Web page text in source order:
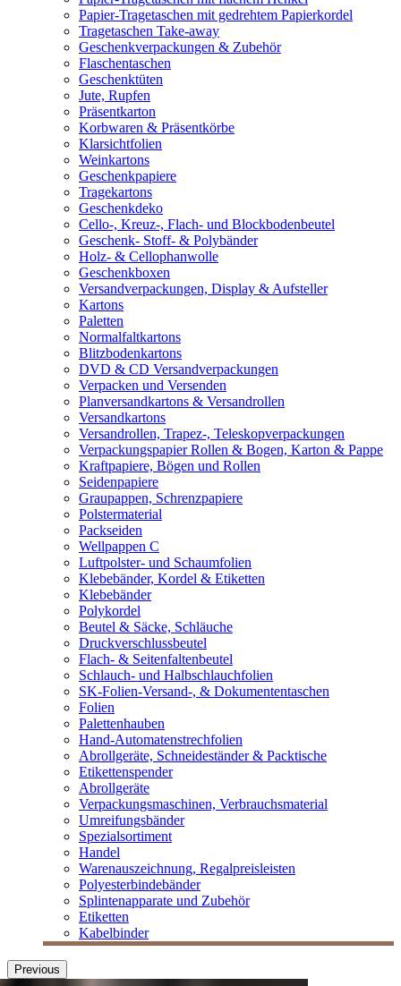
Papier-Tragetaschen mit gedrehtem Papierkordel
Tragetaschen Take-away
Geschenkverpackungen & Zubehör
Flaschentaschen
Geschenktüten
Jute, Rupfen
Präsentkarton
Korbwaren & Präsentkörbe
Klarsichtfolien
Weinkartons
Geschenkpapiere
Tragekartons
Geschenkdeko
Cello-, Kreuz-, Flach- und Blockbodenbeutel
Geschenk- Stoff- & Polybänder
Holz- & Cellophanwolle
Geschenkboxen
Versandverpackungen, Display & Aufsteller
Kartons
Paletten
Normalfaltkartons
Blitzbodenkartons
DVD & CD Versandverpackungen
Verpacken und Versenden
Planversandkartons & Versandrollen
Versandkartons
Versandrollen, Trapez-, Teleskopverpackungen
Verpackungspapier Rollen & Bogen, Karton & Pappe
Kraftpapiere, Bögen und Rollen
Seidenpapiere
Graupappen, Schrenzpapiere
Polstermaterial
Packseiden
Wellpappen C
Luftpolster- und Schaumfolien
Klebebänder, Kordel & Etiketten
Klebebänder
Polykordel
Beutel & Säcke, Schläuche
Druckverschlussbeutel
Flach- & Seitenfaltenbeutel
Schlauch- und Halbschlauchfolien
SK-Folien-Versand-, & Dokumententaschen
Folien
Palettenhauben
Hand-Automatenstrechfolien
Abrollgeräte, Schneideständer & Packtische
Etikettenspender
Abrollgeräte
Verpackungsmaschinen, Verbrauchsmaterial
Umreifungsbänder
Spezialsortiment
Handel
Warenauszeichnung, Regalpreisleisten
Polyesterbindebänder
Splintenapparate und Zubehör
Etiketten
Kabelbinder
Previous